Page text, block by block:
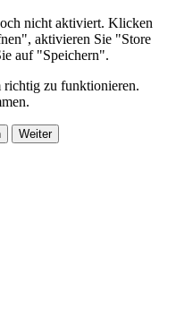
nicht aktiviert. Klicken
aktivieren Sie "Store
auf "Speichern".
richtig zu funktionieren.
Weiter